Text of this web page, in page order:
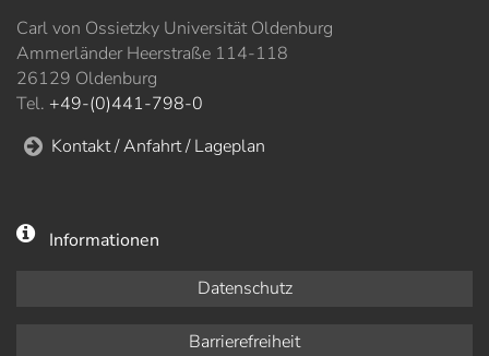
Carl von Ossietzky Universität Oldenburg
Ammerländer Heerstraße 114-118
26129 Oldenburg
Tel. +49-(0)441-798-0
Kontakt / Anfahrt / Lageplan
Informationen
Datenschutz
Barrierefreiheit